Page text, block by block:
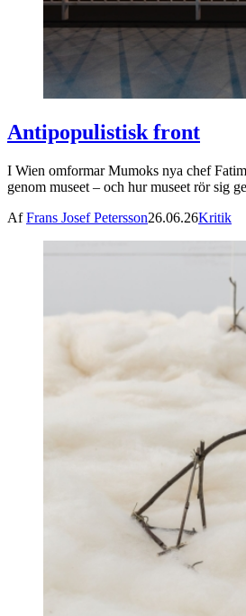
Antipopulistisk front
I Wien omformar Mumoks nya chef
genom museet – och hur museet rör sig
AfFrans Josef Petersson26.06.26Kritik